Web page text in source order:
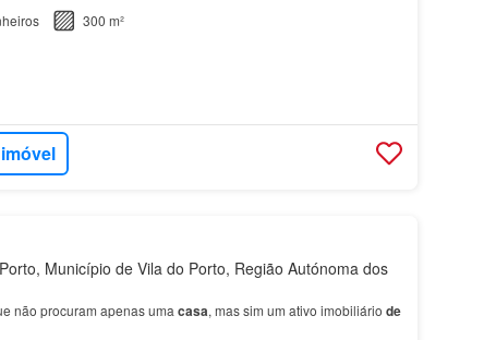
300 m²
Município de Vila do Porto, Região Autónoma dos
não procuram apenas uma casa, mas sim um ativo imobiliário de